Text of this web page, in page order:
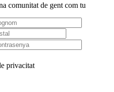
comunitat de gent com tu
privacitat